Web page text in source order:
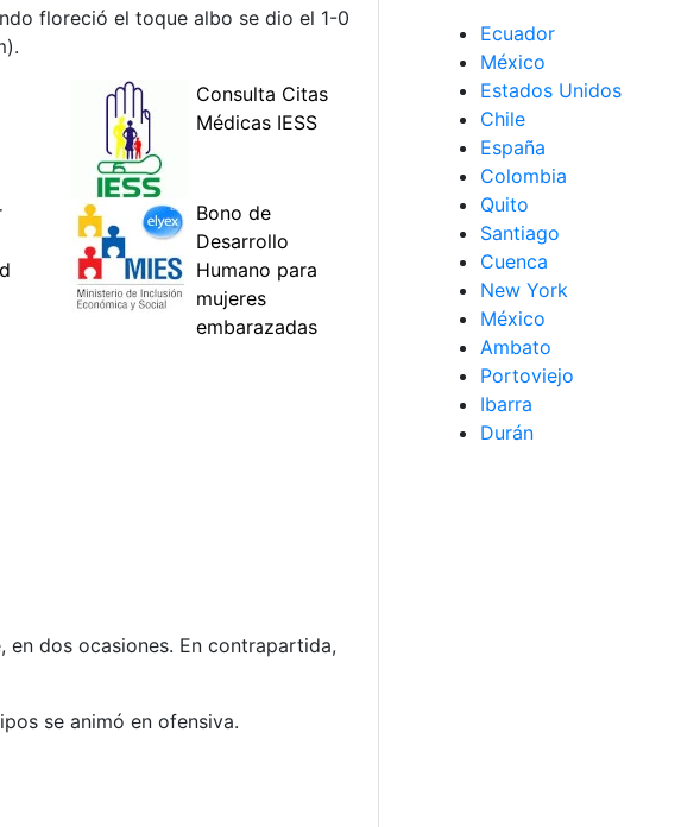
floreció el toque albo se dio el 1-0
en dos ocasiones. En contrapartida,
se animó en ofensiva.
Ecuador
México
Estados Unidos
Chile
España
Colombia
Quito
Santiago
Cuenca
New York
México
Ambato
Portoviejo
Ibarra
Durán